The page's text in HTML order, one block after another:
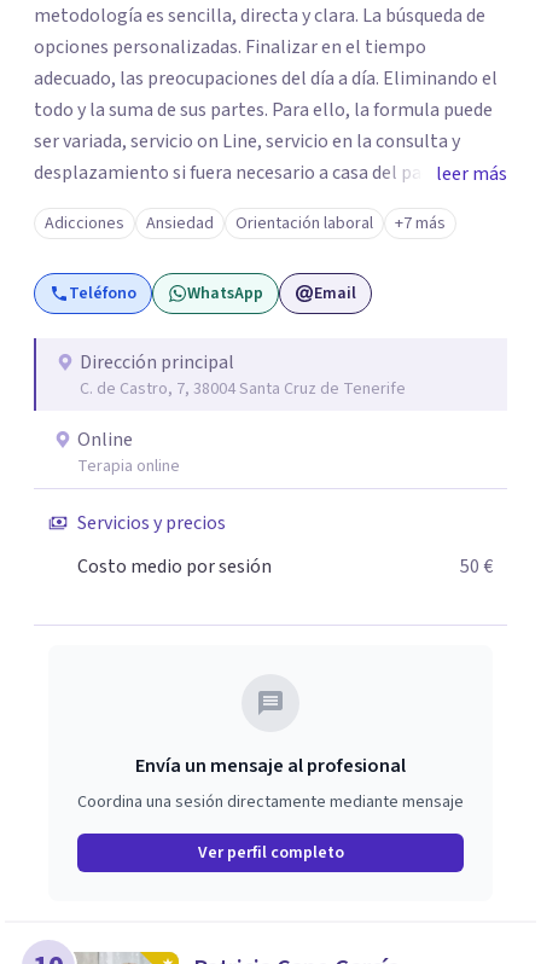
metodología es sencilla, directa y clara. La búsqueda de
opciones personalizadas. Finalizar en el tiempo
adecuado, las preocupaciones del día a día. Eliminando el
todo y la suma de sus partes. Para ello, la formula puede
ser variada, servicio on Line, servicio en la consulta y
desplazamiento si fuera necesario a casa del paciente.
Todos los caminos para una sola solucionar, erradicar en
el menor tiempo posible el estado de sufrimiento que
puedas estar padeciendo en este momento. Solo debes
decidir y actuar para cambiar el ritmo de tu vida. Ese es el
lo primero es dar el primer paso. El centro juvenal es
personal, íntimo, cercano. Las herramientas que trabajo
JUVENAL es especial porque se trata de que el paciente se
sienta cómodo y que la terapia te haga crecer como
persona, a parte de solucionar su problemática. Se puede
También se puede realizar el pago por medio de
leer más
Adicciones Ansiedad Orientación laboral +7 más
Teléfono WhatsApp Email
Dirección principal
C. de Castro, 7, 38004 Santa Cruz de Tenerife
Online
Terapia online
Servicios y precios
Costo medio por sesión
50 €
Envía un mensaje al profesional
Coordina una sesión directamente mediante mensaje
Ver perfil completo